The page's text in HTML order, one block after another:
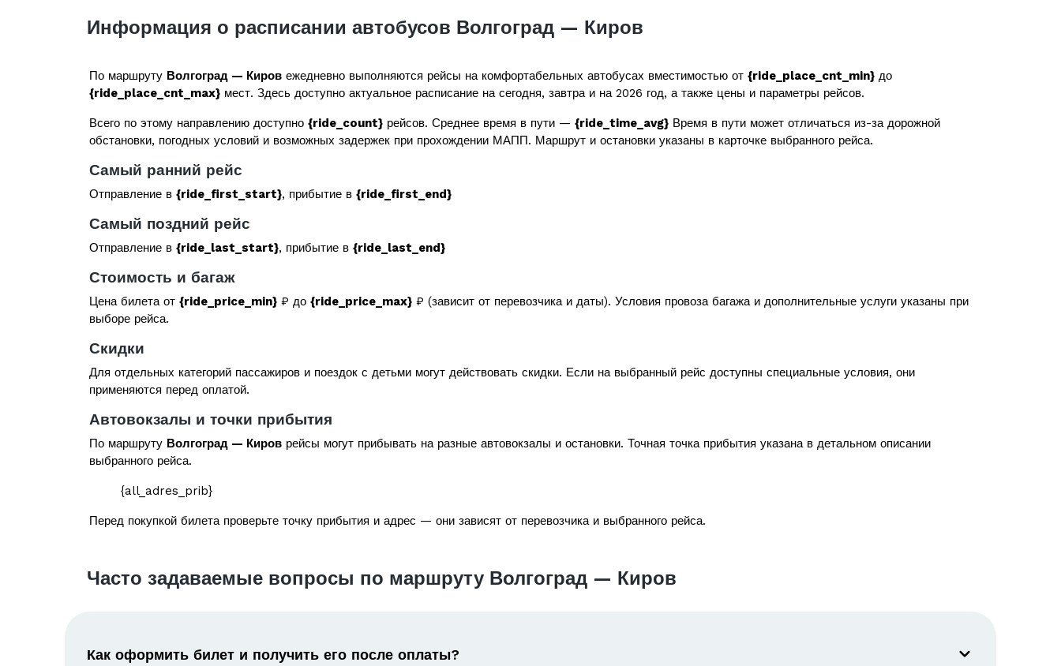
Информация о расписании автобусов Волгоград — Киров
По маршруту Волгоград — Киров ежедневно выполняются рейсы на комфортабельных автобусах вместимостью от {ride_place_cnt_min} до
{ride_place_cnt_max} мест. Здесь доступно актуальное расписание на сегодня, завтра и на 2026 год, а также цены и параметры рейсов.
Всего по этому направлению доступно {ride_count} рейсов. Среднее время в пути — {ride_time_avg} Время в пути может отличаться из-за дорожной
обстановки, погодных условий и возможных задержек при прохождении МАПП. Маршрут и остановки указаны в карточке выбранного рейса.
Самый ранний рейс
Отправление в {ride_first_start}, прибытие в {ride_first_end}
Самый поздний рейс
Отправление в {ride_last_start}, прибытие в {ride_last_end}
Стоимость и багаж
Цена билета от {ride_price_min} ₽ до {ride_price_max} ₽ (зависит от перевозчика и даты). Условия провоза багажа и дополнительные услуги указаны при
выборе рейса.
Скидки
Для отдельных категорий пассажиров и поездок с детьми могут действовать скидки. Если на выбранный рейс доступны специальные условия, они
применяются перед оплатой.
Автовокзалы и точки прибытия
По маршруту Волгоград — Киров рейсы могут прибывать на разные автовокзалы и остановки. Точная точка прибытия указана в детальном описании
выбранного рейса.
{all_adres_prib}
Перед покупкой билета проверьте точку прибытия и адрес — они зависят от перевозчика и выбранного рейса.
Часто задаваемые вопросы по маршруту Волгоград — Киров
Как оформить билет и получить его после оплаты?